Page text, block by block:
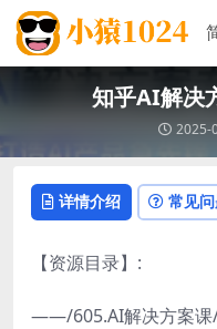
知乎AI解决
2025-
详情介绍 常见
【资源目录】:
——/605.AI解决方案